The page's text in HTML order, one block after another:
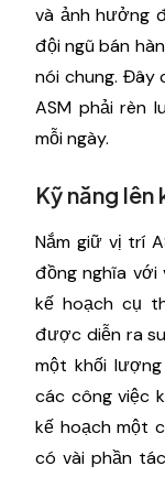
và ảnh hưởng
đội ngũ bán
nói chung. Đây
ASM phải rèn
mỗi ngày.
Kỹ năng lên
Nắm giữ vị trí
đồng nghĩa với
kế hoạch cụ
được diễn ra
một khối
các công việc
kế hoạch một
có vài phần